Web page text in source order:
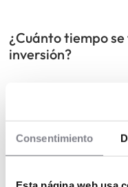
Consentimiento
¿Cuánto tiempo
inversión?
El retorno suele
dependiendo del
desarrollo comercial
de los servicios
ingresos.